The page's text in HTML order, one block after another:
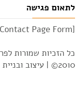
לתאום פגישה
[contact-form-7 id="3306" title="Contact Page Form"]
כל הזכיות שמורות
2010© |
עיצוב